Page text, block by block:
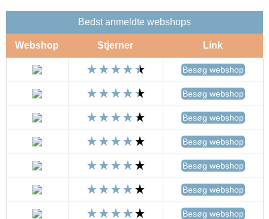
Bedst anmeldte webshops
Webshop Stjerner Link
Besøg webshop
Besøg webshop
Besøg webshop
Besøg webshop
Besøg webshop
Besøg webshop
Besøg webshop